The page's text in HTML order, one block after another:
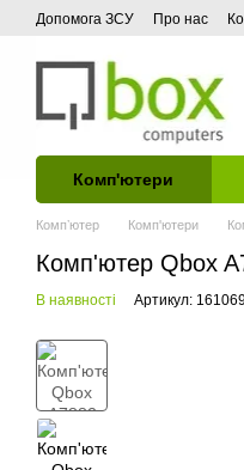
Перейти до основного
Допомога ЗСУ Про нас
Комп'ютери
Компʼютер Комп'ютери
Комп'ютер Qbox
В наявності Артикул: